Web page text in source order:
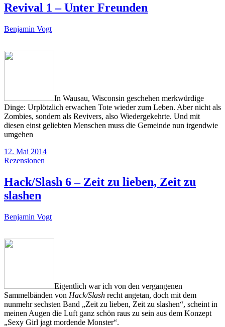
Revival 1 – Unter Freunden
Benjamin Vogt
In Wausau, Wisconsin geschehen merkwürdige
Dinge: Urplötzlich erwachen Tote wieder zum Leben. Aber nicht als
Zombies, sondern als Revivers, also Wiedergekehrte. Und mit
diesen einst geliebten Menschen muss die Gemeinde nun irgendwie
umgehen
12. Mai 2014
Rezensionen
Hack/Slash 6 – Zeit zu lieben, Zeit zu
slashen
Benjamin Vogt
Eigentlich war ich von den vergangenen
Sammelbänden von Hack/Slash recht angetan, doch mit dem
nunmehr sechsten Band „Zeit zu lieben, Zeit zu slashen“, scheint in
meinen Augen die Luft ganz schön raus zu sein aus dem Konzept
„Sexy Girl jagt mordende Monster“.